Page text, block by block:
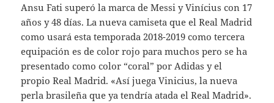
Ansu Fati superó la marca de Messi y Vinícius con 17
años y 48 días. La nueva camiseta que el Real Madrid
como usará esta temporada 2018-2019 como tercera
equipación es de color rojo para muchos pero se ha
presentado como color “coral” por Adidas y el
propio Real Madrid. «Así juega Vinicius, la nueva
perla brasileña que ya tendría atada el Real Madrid».